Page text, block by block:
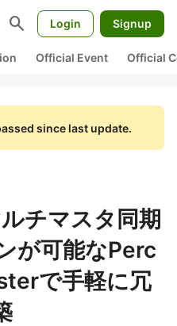
search Login Signup
Official Event Official
since last update.
チマスタ同期
が可能なPerc
で手軽に冗